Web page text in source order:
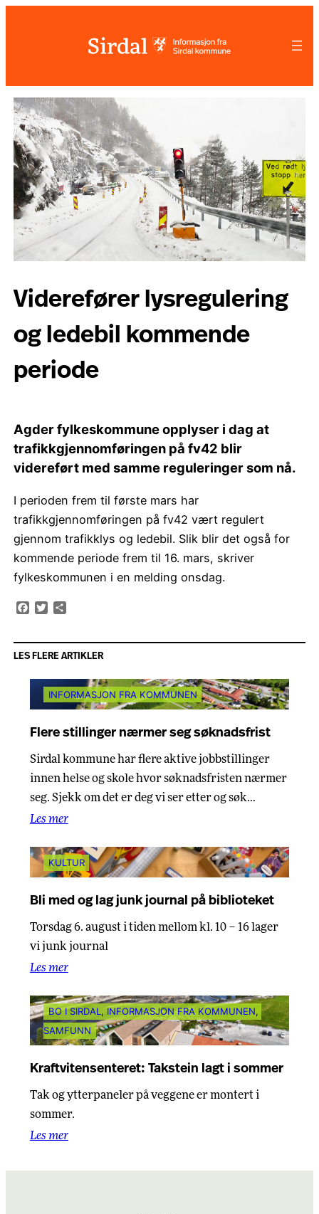
Viderefører lysregulering
og ledebil kommende
periode
Agder fylkeskommune opplyser i dag at
trafikkgjennomføringen på fv42 blir
videreført med samme reguleringer som nå.
I perioden frem til første mars har
trafikkgjennomføringen på fv42 vært regulert
gjennom trafikklys og ledebil. Slik blir det også for
kommende periode frem til 16. mars, skriver
fylkeskommunen i en melding onsdag.
Facebook
Twitter
LES FLERE ARTIKLER
INFORMASJON FRA KOMMUNEN
Flere stillinger nærmer seg søknadsfrist
Sirdal kommune har flere aktive jobbstillinger
innen helse og skole hvor søknadsfristen nærmer
seg. Sjekk om det er deg vi ser etter og søk…
Les mer
KULTUR
Bli med og lag junk journal på biblioteket
Torsdag 6. august i tiden mellom kl. 10 – 16 lager
vi junk journal
Les mer
BO I SIRDAL, INFORMASJON FRA KOMMUNEN
SAMFUNN
Kraftvitensenteret: Takstein lagt i sommer
Tak og ytterpaneler på veggene er montert i
sommer.
Les mer